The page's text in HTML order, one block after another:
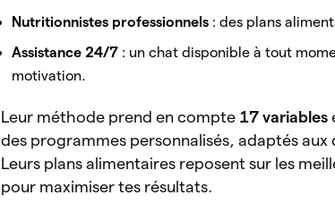
Nutritionnistes professionnels : des plans
Assistance 24/7 : un chat disponible à tout
motivation.
Leur méthode prend en compte 17 variables
des programmes personnalisés, adaptés
Leurs plans alimentaires reposent sur les
pour maximiser tes résultats.